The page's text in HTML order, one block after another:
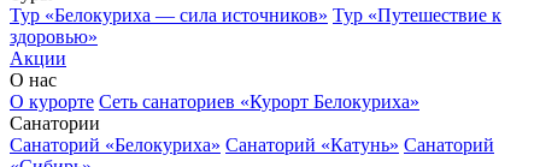
Тур «Белокуриха — сила источников» Тур «Путешествие к
здоровью»
Акции
О нас
О курорте Сеть санаториев «Курорт Белокуриха»
Санатории
Санаторий «Белокуриха» Санаторий «Катунь» Санаторий